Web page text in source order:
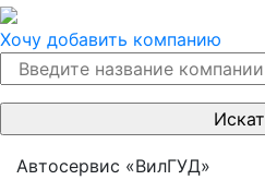
Хочу добавить компанию
Автосервис «ВилГУД»